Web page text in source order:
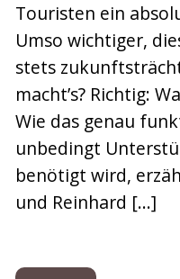
Touristen ein
Umso wichtiger,
stets
macht’s? Richtig:
Wie das genau
unbedingt
benötigt wird,
und Reinhard […]